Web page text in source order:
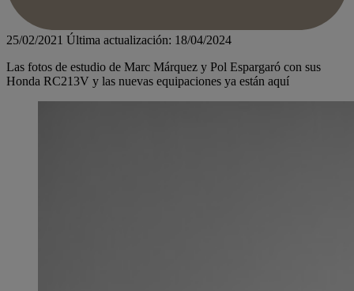
25/02/2021 Última actualización: 18/04/2024
Las fotos de estudio de Marc Márquez y Pol Espargaró con sus
Honda RC213V y las nuevas equipaciones ya están aquí